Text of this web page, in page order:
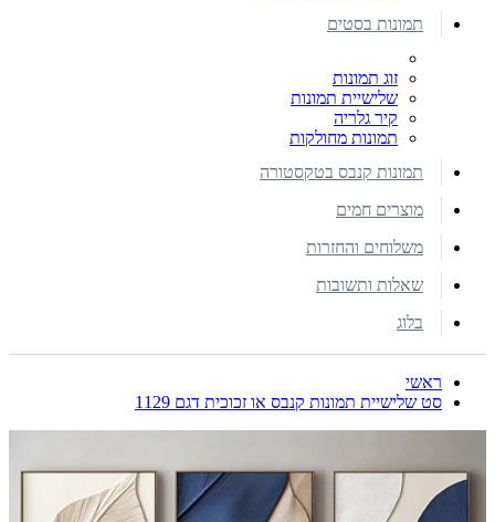
תמונות בסטים
זוג תמונות
שלישיית תמונות
קיר גלריה
תמונות מחולקות
תמונות קנבס בטקסטורה
מוצרים חמים
משלוחים והחזרות
שאלות ותשובות
בלוג
ראשי
סט שלישיית תמונות קנבס או זכוכית דגם 1129